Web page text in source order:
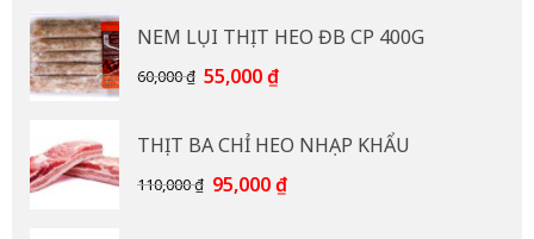
NEM LỤI THỊT HEO ĐB CP 400G
60,000₫ Giá
60,000 ₫.
55,000₫Giá
là:
55,000 ₫.
THỊT BA CHỈ HEO NHẠP KHẨU
110,000₫ Giá
95,000₫Giá